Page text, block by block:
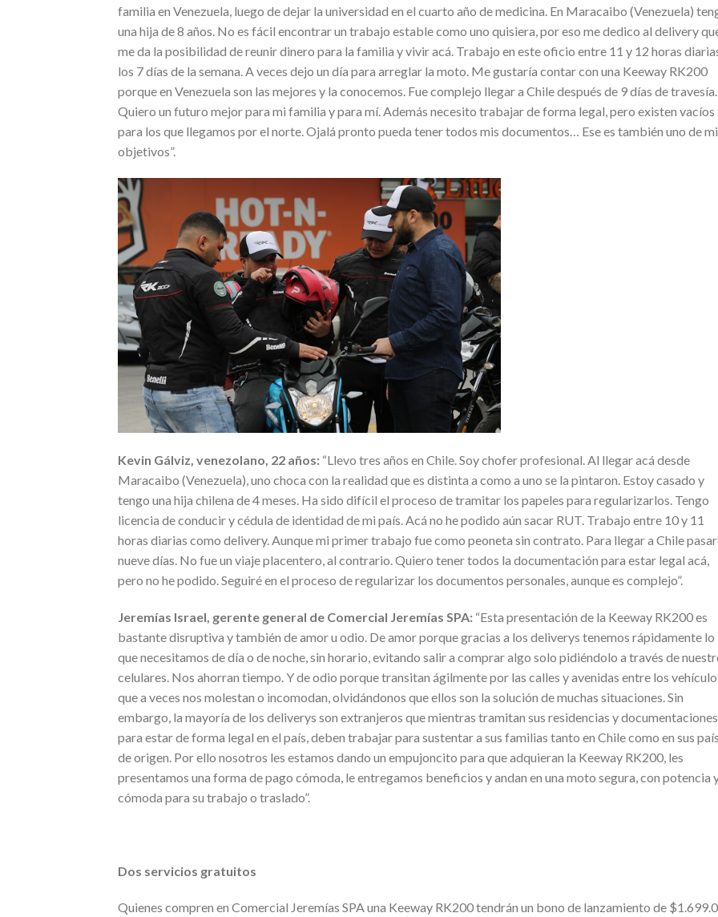
familia en Venezuela, luego de dejar la universidad en el cuarto año de medicina. En Maracaibo (Venezuela)
una hija de 8 años. No es fácil encontrar un trabajo estable como uno quisiera, por eso me dedico al delivery
me da la posibilidad de reunir dinero para la familia y vivir acá. Trabajo en este oficio entre 11 y 12 horas
los 7 días de la semana. A veces dejo un día para arreglar la moto. Me gustaría contar con una Keeway RK200
porque en Venezuela son las mejores y la conocemos. Fue complejo llegar a Chile después de 9 días de travesía.
Quiero un futuro mejor para mi familia y para mí. Además necesito trabajar de forma legal, pero existen vacíos
para los que llegamos por el norte. Ojalá pronto pueda tener todos mis documentos… Ese es también uno de
objetivos”.
Kevin Gálviz, venezolano, 22 años: “Llevo tres años en Chile. Soy chofer profesional. Al llegar acá desde
Maracaibo (Venezuela), uno choca con la realidad que es distinta a como a uno se la pintaron. Estoy casado y
tengo una hija chilena de 4 meses. Ha sido difícil el proceso de tramitar los papeles para regularizarlos. Tengo
licencia de conducir y cédula de identidad de mi país. Acá no he podido aún sacar RUT. Trabajo entre 10 y 11
horas diarias como delivery. Aunque mi primer trabajo fue como peoneta sin contrato. Para llegar a Chile
nueve días. No fue un viaje placentero, al contrario. Quiero tener todos la documentación para estar legal acá,
pero no he podido. Seguiré en el proceso de regularizar los documentos personales, aunque es complejo”.
Jeremías Israel, gerente general de Comercial Jeremías SPA: “Esta presentación de la Keeway RK200 es
bastante disruptiva y también de amor u odio. De amor porque gracias a los deliverys tenemos rápidamente lo
que necesitamos de día o de noche, sin horario, evitando salir a comprar algo solo pidiéndolo a través de
celulares. Nos ahorran tiempo. Y de odio porque transitan ágilmente por las calles y avenidas entre los
que a veces nos molestan o incomodan, olvidándonos que ellos son la solución de muchas situaciones. Sin
embargo, la mayoría de los deliverys son extranjeros que mientras tramitan sus residencias y documentaciones
para estar de forma legal en el país, deben trabajar para sustentar a sus familias tanto en Chile como en sus
de origen. Por ello nosotros les estamos dando un empujoncito para que adquieran la Keeway RK200, les
presentamos una forma de pago cómoda, le entregamos beneficios y andan en una moto segura, con potencia
cómoda para su trabajo o traslado”.
Dos servicios gratuitos
Quienes compren en Comercial Jeremías SPA una Keeway RK200 tendrán un bono de lanzamiento de